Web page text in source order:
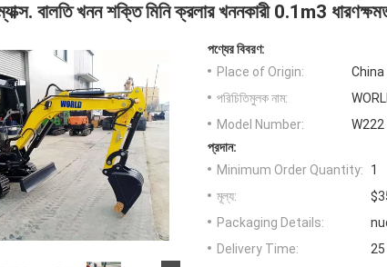
বালতি খনন শক্তি মিনি ক্রলার খননকারী 0.1m3
পণ্যের বিবরণ:
Place of Origin:
China
পরিচিতিমুলক নাম:
Model Number:
W222
প্রদান:
Minimum Order Quantity:
1
মূল্য:
Packaging Details:
Delivery Time: